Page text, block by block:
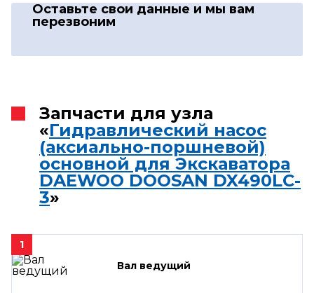
Оставьте свои данные и мы вам
перезвоним
Запчасти для узла
«Гидравлический насос
(аксиально-поршневой)
основной для Экскаватора
DAEWOO DOOSAN DX490LC-
3»
1
Вал ведущий